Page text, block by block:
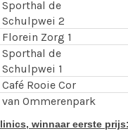
Sporthal de
Schulpwei 2
Florein Zorg 1
Sporthal de
Schulpwei 1
Café Rooie Cor
van Ommerenpark
winnaar eerste prijs: